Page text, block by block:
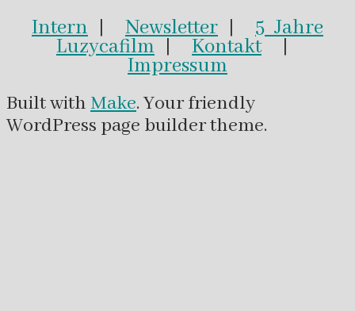
Intern | Newsletter | 5 Jahre
Luzycafilm | Kontakt|
Impressum
Built with Make. Your friendly
WordPress page builder theme.